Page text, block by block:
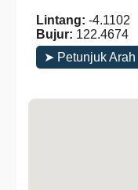
Lintang: -4.1102
Bujur: 122.4674
➤ Petunjuk Arah